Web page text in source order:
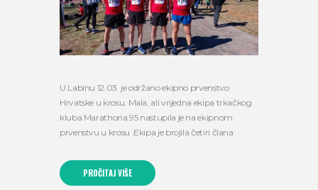
U Labinu 12.03 je održano ekipno prvenstvo
Hrvatske u krosu. Mala, ali vrijedna ekipa trkačkog
kluba Marathona 95 nastupila je na ekipnom
prvenstvu u krosu .Ekipa je brojila četiri člana
PROČITAJ VIŠE